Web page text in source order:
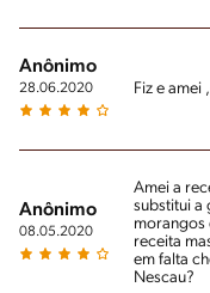
Anônimo
28.06.2020 Fiz e
Anônimo
08.05.2020
Amei a
substitui a
morangos
receita
em falta
Nescau?